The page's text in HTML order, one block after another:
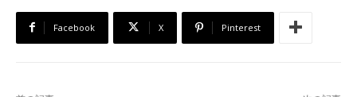
Facebook X Pinterest